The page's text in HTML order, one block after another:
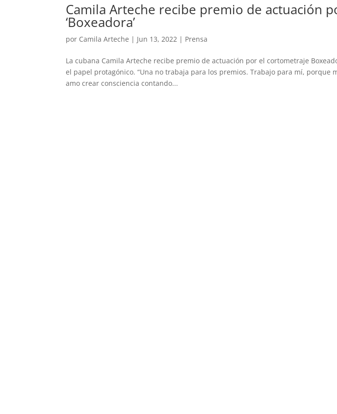
Camila Arteche recibe premio de actuación
‘Boxeadora’
por Camila Arteche | Jun 13, 2022 | Prensa
La cubana Camila Arteche recibe premio de actuación por el cortometraje
el papel protagónico. “Una no trabaja para los premios. Trabajo para mí, porque
amo crear consciencia contando...